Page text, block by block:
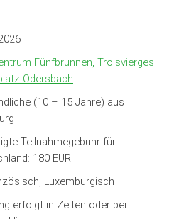
Fünfbrunnen, Troisvierges
Odersbach
(10 – 15 Jahre) aus
Teilnahmegebühr für
180 EUR
Luxemburgisch
erfolgt in Zelten oder bei